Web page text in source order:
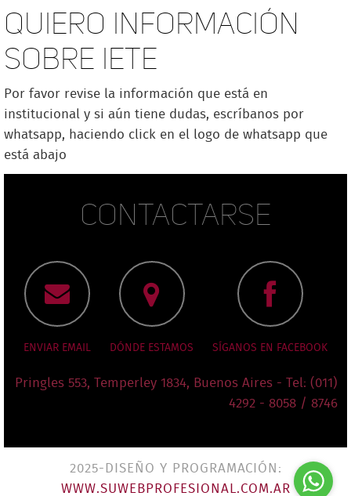
Quiero información
sobre iete
Por favor revise la información que está en
institucional y si aún tiene dudas, escríbanos por
whatsapp, haciendo click en el logo de whatsapp que
está abajo
Contactarse
ENVIAR EMAIL DÓNDE ESTAMOS SÍGANOS EN FACEBOOK
Pringles 553, Temperley 1834, Buenos Aires - Tel: (011)
4292 - 8058 / 8746
2025-DISEÑO Y PROGRAMACIÓN:
WWW.SUWEBPROFESIONAL.COM.AR